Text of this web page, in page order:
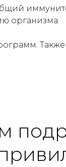
организма.